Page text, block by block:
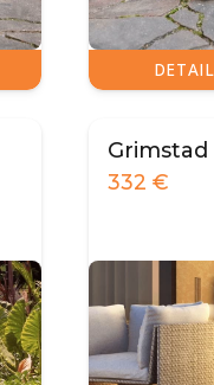
332 €